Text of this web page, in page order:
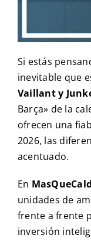
Si estás
inevitable que
Vaillant y
Barça» de la
ofrecen una
2026, las
acentuado.
En
unidades de
frente a frente
inversión